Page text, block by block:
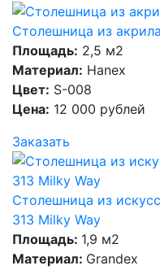
Столешница из
Площадь: 2,5 м2
Материал: Hanex
Цвет: S-008
Цена: 12 000 рублей
Заказать
Столешница из
313 Milky Way
Площадь: 1,9 м2
Материал: Grandex